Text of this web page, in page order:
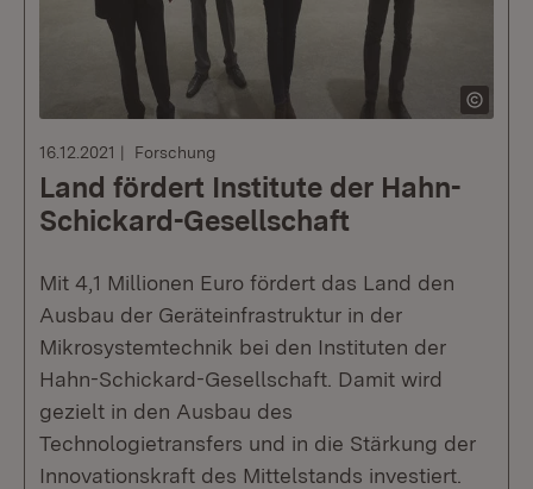
16.12.2021 Forschung
Land fördert Institute der Hahn-
Schickard-Gesellschaft
Mit 4,1 Millionen Euro fördert das Land den
Ausbau der Geräteinfrastruktur in der
Mikrosystemtechnik bei den Instituten der
Hahn-Schickard-Gesellschaft. Damit wird
gezielt in den Ausbau des
Technologietransfers und in die Stärkung der
Innovationskraft des Mittelstands investiert.